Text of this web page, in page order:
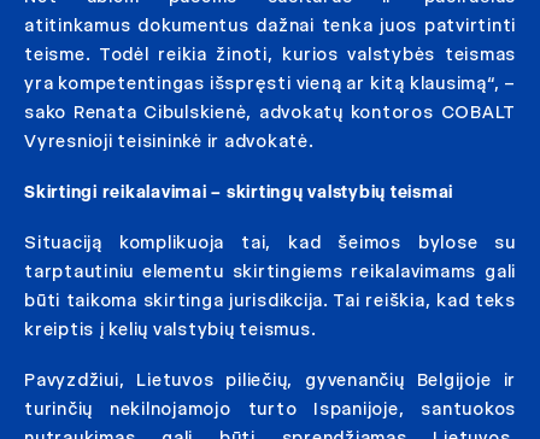
atitinkamus dokumentus dažnai tenka juos patvirtinti
teisme. Todėl reikia žinoti, kurios valstybės teismas
yra kompetentingas išspręsti vieną ar kitą klausimą“, –
sako Renata Cibulskienė, advokatų kontoros COBALT
Vyresnioji teisininkė ir advokatė.
Skirtingi reikalavimai – skirtingų valstybių teismai
Situaciją komplikuoja tai, kad šeimos bylose su
tarptautiniu elementu skirtingiems reikalavimams gali
būti taikoma skirtinga jurisdikcija. Tai reiškia, kad teks
kreiptis į kelių valstybių teismus.
Pavyzdžiui, Lietuvos piliečių, gyvenančių Belgijoje ir
turinčių nekilnojamojo turto Ispanijoje, santuokos